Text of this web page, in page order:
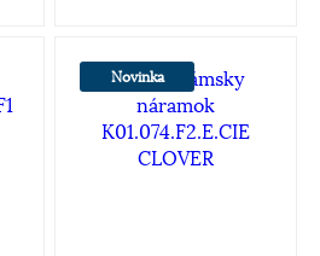
Novinka